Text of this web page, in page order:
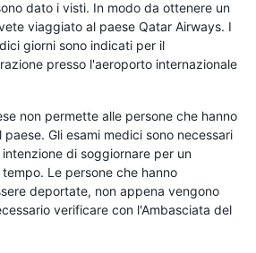
dato i visti. In modo da ottenere un
viaggiato al paese Qatar Airways. I
giorni sono indicati per il
presso l'aeroporto internazionale
non permette alle persone che hanno
paese. Gli esami medici sono necessari
di soggiornare per un
Le persone che hanno
deportate, non appena vengono
verificare con l'Ambasciata del